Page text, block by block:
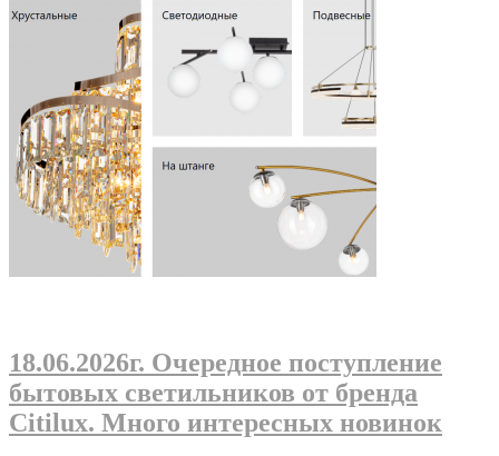
18.06.2026г. Очередное поступление
бытовых светильников от бренда
Citilux. Много интересных новинок